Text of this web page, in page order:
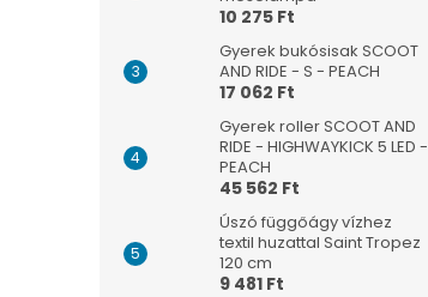
10 275 Ft
Gyerek bukósisak SCOOT
AND RIDE - S - PEACH
17 062 Ft
Gyerek roller SCOOT AND
RIDE - HIGHWAYKICK 5 LED -
PEACH
45 562 Ft
Úszó függőágy vízhez
textil huzattal Saint Tropez
120 cm
9 481 Ft